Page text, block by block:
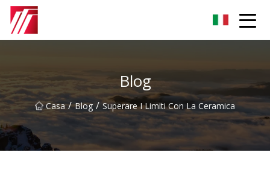
Blog
Casa / Blog / Superare I Limiti Con La Ceramica